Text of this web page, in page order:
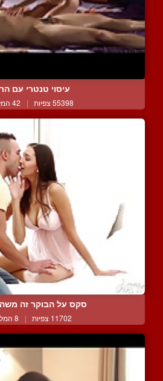
עיסוי טנטרי עם
55398 צפיות | 42 המלצות
סקס על הבוקר זה
11702 צפיות | 8 המלצות